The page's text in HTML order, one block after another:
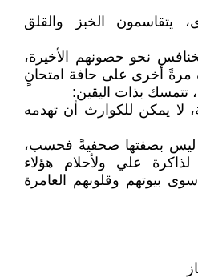
يتقاسمون الخبز والقلق
نحو حصونهم الأخيرة،
أخرى على حافة امتحانٍ
تتمسك بذات اليقين:
لا يمكن للكوارث أن تهدمه
بصفتها صحفيةً فحسب،
علي ولأحلام هؤلاء
بيوتهم وقلوبهم العامرة